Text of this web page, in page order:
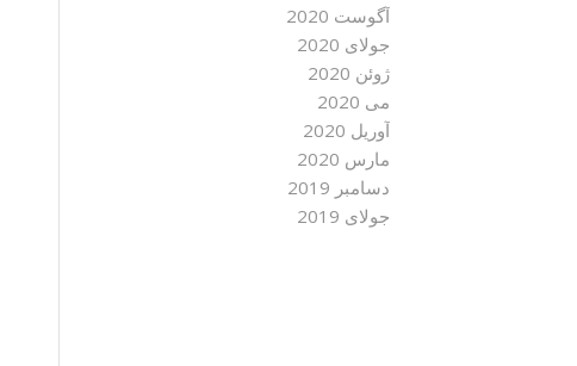
آگوست 2020
جولای 2020
ژوئن 2020
می 2020
آوریل 2020
مارس 2020
دسامبر 2019
جولای 2019